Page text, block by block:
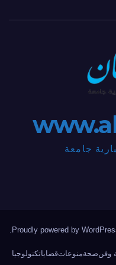
جامعة
Proudly powered by
وفنصحةمنوعاتقضاياتكنولوجيا